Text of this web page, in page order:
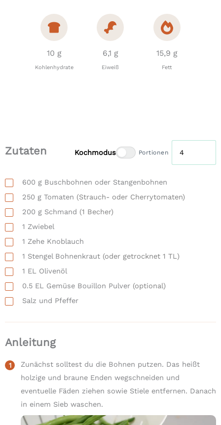
10 g
Kohlenhydrate
6,1 g
Eiweiß
15,9 g
Fett
Zutaten Kochmodus Portionen
600 g Buschbohnen oder Stangenbohnen
250 g Tomaten (Strauch- oder Cherrytomaten)
200 g Schmand (1 Becher)
1 Zwiebel
1 Zehe Knoblauch
1 StengelBohnenkraut (oder getrocknet 1 TL)
1 EL Olivenöl
0.5 EL Gemüse Bouillon Pulver (optional)
Salz und Pfeffer
Anleitung
Zunächst solltest du die Bohnen putzen. Das heißt
holzige und braune Enden wegschneiden und
eventuelle Fäden ziehen sowie Stiele entfernen. Danach
in einem Sieb waschen.